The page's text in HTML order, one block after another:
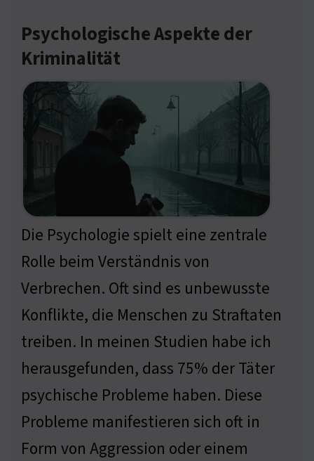
Psychologische Aspekte der
Kriminalität
Die Psychologie spielt eine zentrale
Rolle beim Verständnis von
Verbrechen. Oft sind es unbewusste
Konflikte, die Menschen zu Straftaten
treiben. In meinen Studien habe ich
herausgefunden, dass 75% der Täter
psychische Probleme haben. Diese
Probleme manifestieren sich oft in
Form von Aggression oder einem